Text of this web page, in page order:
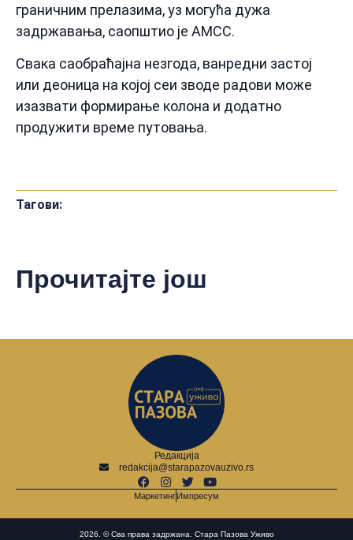
граничним прелазима, уз могућа дужа
задржавања, саопштио је АМСС.
Свака саобраћајна незгода, ванредни застој
или деоница на којој сеи зводе радови може
изазвати формирање колона и додатно
продужити време путовања.
Тагови:
Прочитајте још
Редакција
redakcija@starapazovauzivo.rs
Маркетинг Импресум
2026. © Сва права задржана. Стара Пазова Уживо